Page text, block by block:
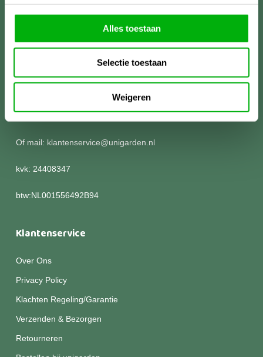
Alles toestaan
Selectie toestaan
Weigeren
Meer informatie?
Unigarden
2153PH Nieuw-Vennep
Kom langs of bel voor meer informatie:
Of mail: klantenservice@unigarden.nl
kvk: 24408347
btw:NL001556492B94
Klantenservice
Over Ons
Privacy Policy
Klachten Regeling/Garantie
Verzenden & Bezorgen
Retourneren